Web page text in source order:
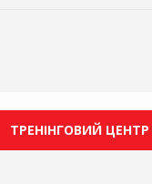
ТРЕНІНГОВИЙ ЦЕНТР